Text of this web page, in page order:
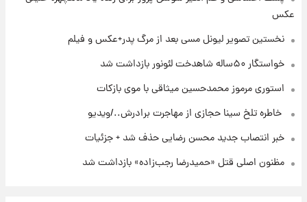
استوری مرموز محمدحسین میثاقی با موی
عکس
نخستین تصویر لیونل مسی بعد از مرگ پدر+عکس و فیلم
خواستگار ۵۰ساله شاهدخت لئونور بازداشت شد
استوری مرموز محمدحسین میثاقی با موی بازکات
⁨ خاطره تلخ سینا حجازی از مهاجرت برادرش../ویدیو
خبر انتصاب جدید محسن رضایی حذف شد + جزئیات
مظنون اصلی قتل «حمیدرضا رجب‌زاده» بازداشت شد